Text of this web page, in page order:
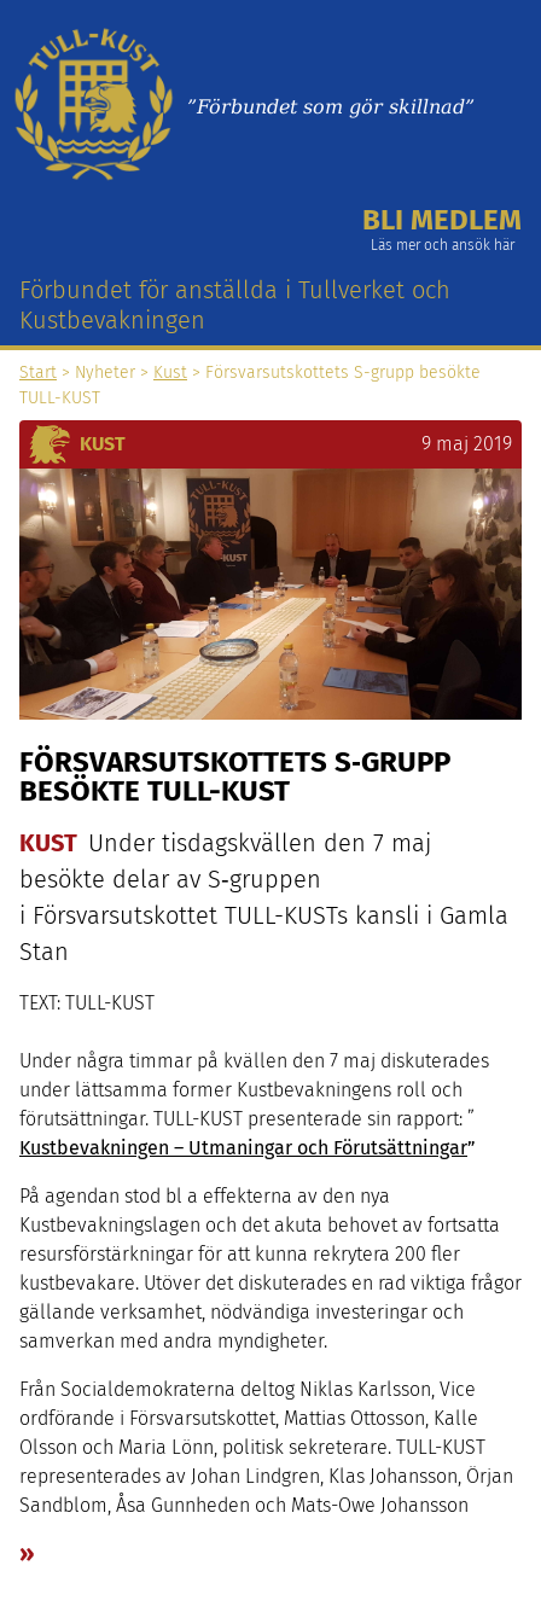
”Förbundet som gör skillnad”
BLI MEDLEM
Läs mer och ansök här
Förbundet för anställda i Tullverket och
Kustbevakningen
Start > Nyheter > Kust > Försvarsutskottets S-grupp besökte
TULL-KUST
KUST 9 maj 2019
FÖRSVARSUTSKOTTETS S‑GRUPP
BESÖKTE TULL-KUST
KUST Under tisdagskvällen den 7 maj
besökte delar av S‑gruppen
i Försvarsutskottet TULL-KUSTs kansli i Gamla
Stan
TEXT: TULL-KUST
Under några timmar på kvällen den 7 maj diskuterades
under lättsamma former Kustbevakningens roll och
förutsättningar. TULL-KUST presenterade sin rapport: ”
Kustbevakningen – Utmaningar och Förutsättningar”
På agendan stod bl a effekterna av den nya
Kustbevakningslagen och det akuta behovet av fortsatta
resursförstärkningar för att kunna rekrytera 200 fler
kustbevakare. Utöver det diskuterades en rad viktiga frågor
gällande verksamhet, nödvändiga investeringar och
samverkan med andra myndigheter.
Från Socialdemokraterna deltog Niklas Karlsson, Vice
ordförande i Försvarsutskottet, Mattias Ottosson, Kalle
Olsson och Maria Lönn, politisk sekreterare. TULL-KUST
representerades av Johan Lindgren, Klas Johansson, Örjan
Sandblom, Åsa Gunnheden och Mats-Owe Johansson
»